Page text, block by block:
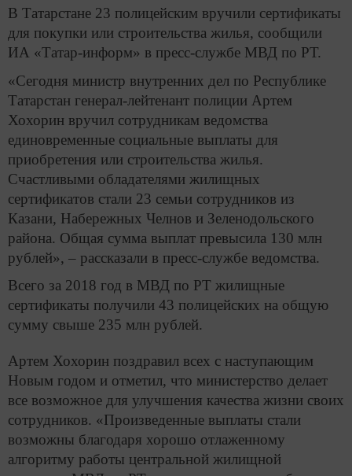
В Татарстане 23 полицейским вручили сертификаты
для покупки или строительства жилья, сообщили
ИА «Татар-информ» в пресс-службе МВД по РТ.
«Сегодня министр внутренних дел по Республике
Татарстан генерал-лейтенант полиции Артем
Хохорин вручил сотрудникам ведомства
единовременные социальные выплаты для
приобретения или строительства жилья.
Счастливыми обладателями жилищных
сертификатов стали 23 семьи сотрудников из
Казани, Набережных Челнов и Зеленодольского
района. Общая сумма выплат превысила 130 млн
рублей», – рассказали в пресс-службе ведомства.
Всего за 2018 год в МВД по РТ жилищные
сертификаты получили 43 полицейских на общую
сумму свыше 235 млн рублей.
Артем Хохорин поздравил всех с наступающим
Новым годом и отметил, что министерство делает
все возможное для улучшения качества жизни своих
сотрудников. «Произведенные выплаты стали
возможны благодаря хорошо отлаженному
алгоритму работы центральной жилищной